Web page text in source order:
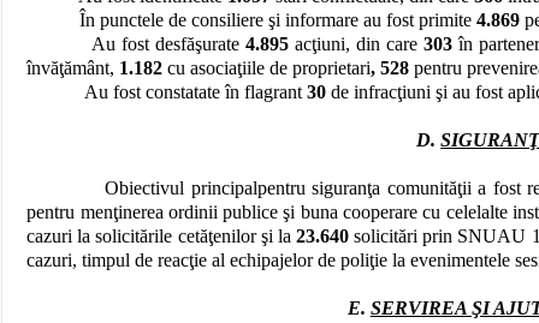
În punctele de consiliere şi informare au fost primite4.869
Au fost desfăşurate4.895 acţiuni, din care303 în
învăţământ, 1.182cu asociaţiile de proprietari, 528 pentru
Au fost constatate în flagrant30 de infracţiuni şi au fost
D.
Obiectivul principalpentru siguranţa comunităţii a fost
pentru menţinerea ordinii publice şi buna cooperare cu celelalte
cazuri la solicitările cetăţenilor şi la23.640 solicitări prin SNUAU
cazuri, timpul de reacţie al echipajelor de poliţie la evenimentele
E. SERVIREA ŞI